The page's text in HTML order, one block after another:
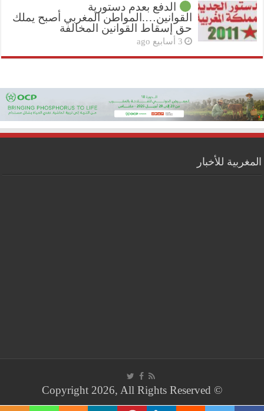
الدفع بعدم دستورية
القوانين….المواطن المغربي أصبح يملك
حق إسقاط القوانين المخالفة
3 أسابيع ago
المغربية للأخبار
© Copyright 2026, All Rights Reserved